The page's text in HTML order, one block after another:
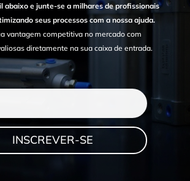
abaixo e junte-se a milhares de profissionais
seus processos com a nossa ajuda.
vantagem competitiva no mercado com
diretamente na sua caixa de entrada.
INSCREVER-SE